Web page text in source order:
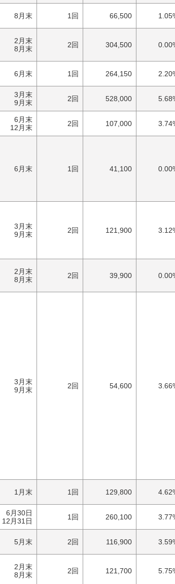
8月末 1回 66,500
2月末
8月末
2回 304,500
6月末 1回 264,150
3月末
9月末
2回 528,000
6月末
12月末
2回 107,000
6月末 1回 41,100
3月末
9月末
2回 121,900
2月末
8月末
2回 39,900
3月末
9月末
2回 54,600
1月末 1回 129,800
6月30日
12月31日
1回 260,100
5月末 2回 116,900
2月末
8月末
2回 121,700